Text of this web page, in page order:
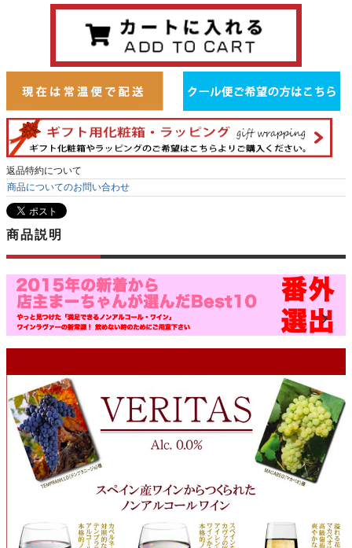
返品特約について
商品についてのお問い合わせ
商品説明